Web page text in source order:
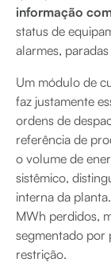
informação
status de
alarmes,
Um módulo de
faz justamente
ordens de
referência de
o volume de
sistêmico,
interna da
MWh perdidos,
segmentado por
restrição.